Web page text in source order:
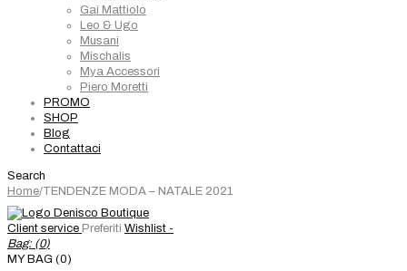
Gai Mattiolo
Leo & Ugo
Musani
Mischalis
Mya Accessori
Piero Moretti
PROMO
SHOP
Blog
Contattaci
Search
Home/TENDENZE MODA – NATALE 2021
Client service Preferiti Wishlist -
Bag: (0)
MY BAG (0)